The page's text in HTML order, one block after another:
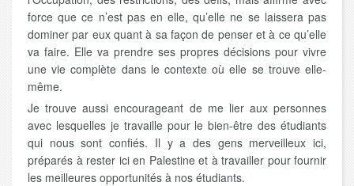
force que ce n’est pas en elle, qu’elle ne se laissera pas
dominer par eux quant à sa façon de penser et à ce qu’elle
va faire. Elle va prendre ses propres décisions pour vivre
une vie complète dans le contexte où elle se trouve elle-
même.
Je trouve aussi encourageant de me lier aux personnes
avec lesquelles je travaille pour le bien-être des étudiants
qui nous sont confiés. Il y a des gens merveilleux ici,
préparés à rester ici en Palestine et à travailler pour fournir
les meilleures opportunités à nos étudiants.